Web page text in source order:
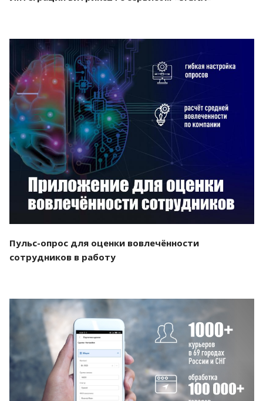
Смотреть проект
Пульс-опрос для оценки вовлечённости
сотрудников в работу
Смотреть проект